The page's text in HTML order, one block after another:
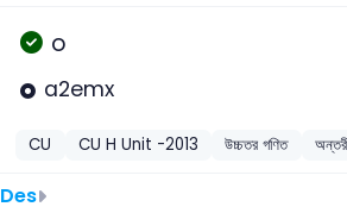
o
a2emx
CU CU H Unit -2013 উচ্চতর গণিত
Des